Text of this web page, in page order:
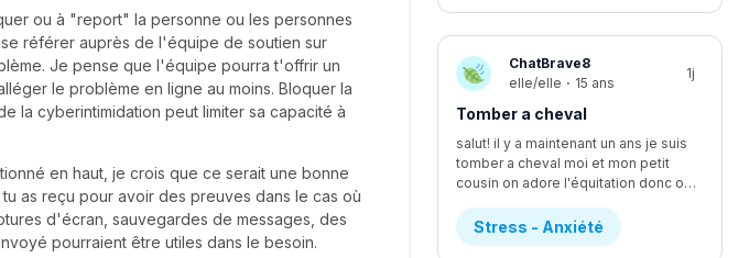
ou à "report" la personne ou les personnes
référer auprès de l'équipe de soutien sur
Je pense que l'équipe pourra t'offrir un
le problème en ligne au moins. Bloquer la
la cyberintimidation peut limiter sa capacité à
en haut, je crois que ce serait une bonne
as reçu pour avoir des preuves dans le cas où
d'écran, sauvegardes de messages, des
pourraient être utiles dans le besoin.
ChatBrave8
elle/elle · 15 ans
1j
Tomber a cheval
salut! il y a maintenant un ans je suis
tomber a cheval moi et mon petit
cousin on adore l'équitation donc on a fait un quand de jour d'équitation et c'était vraiment le fun j'avait un cheval que je m'étai vraiment beaucoup attacher mais se cheval avien comme réputation de faire tomber les personne mais je l'avait déjà monte lundi et tout ce bien passer et j'ai réussi a pas tomber lundi que mon cheval ( jessie) a essaie de le faire et je réussi a le contrôler donc j'ai demander a la prof si je pouvais la monter et elle a accepter mais le mercredi de la semaine je tomber depuis que je suis toute petite J'ADORAIS LES CHEVEUX mais quand je suis tomber je n'arrivait plus a respire pendent au moins une bonne grosse minute j'ai eu un étirement du loberais dans le dos ou un truc comme ca au début je n'arrivais vraiment pas a me lever les monitrice mon dit de me mettre sur le coter et de prendre le temps pour me relever j'ai eu un rendez-vous chez le chiro et elle ma dit que je pouvez pas remonter avent 2 jour si sa me faisait plus mal mais je ne suis pas remonter mais je voulais voir si Jessie était correct donc je suis aller mais je n'ai pas monter Mais la sa fais un ans et je sais pas il a une parti de moi qui veut vraiment remonter mais l'autre a vraiment peur et sa me STRESS ENORMEMENT donc si vous avais de conseille je suis preneusedesoler pour le faute d'ortoragphe et ja pas tout dit le detaille mais les plus importent
Stress - Anxiété